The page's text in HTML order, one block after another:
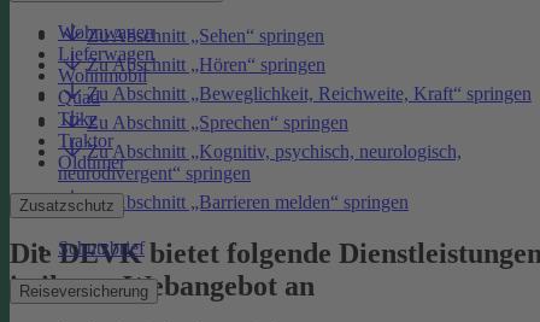
Wohnwagen
Lieferwagen
Wohnmobil
Quad
Trike
Traktor
Oldtimer
Zusatzschutz
Schutzbrief
Reiseversicherung
Zu Abschnitt „Sehen“ springen
Zu Abschnitt „Hören“ springen
Zu Abschnitt „Beweglichkeit, Reichweite, Kraft“ springen
Zu Abschnitt „Sprechen“ springen
Zu Abschnitt „Kognitiv, psychisch, neurologisch,
neurodivergent“ springen
Zu Abschnitt „Barrieren melden“ springen
Die DEVK bietet folgende
in ihrem Webangebot an